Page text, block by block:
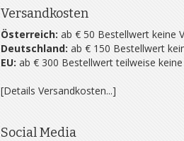
Versandkosten
Österreich: ab € 50 Bestellwert keine
Deutschland: ab € 150 Bestellwert
EU: ab € 300 Bestellwert teilweise
[Details Versandkosten...]
Social Media